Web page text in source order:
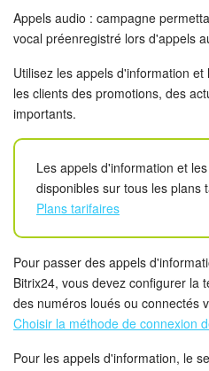
Messenger
Collabs
Groupes de travail
Calendriers
Bitrix24 Drive
Sites
Boutique en ligne
Appels audio : campagne
vocal préenregistré lors d'appels
Utilisez les appels d'information
les clients des promotions, des
importants.
Les appels d'information et
disponibles sur tous les plans
Plans tarifaires
Pour passer des appels
Bitrix24, vous devez configurer la
des numéros loués ou connectés
Choisir la méthode de connexion
Pour les appels d'information, le